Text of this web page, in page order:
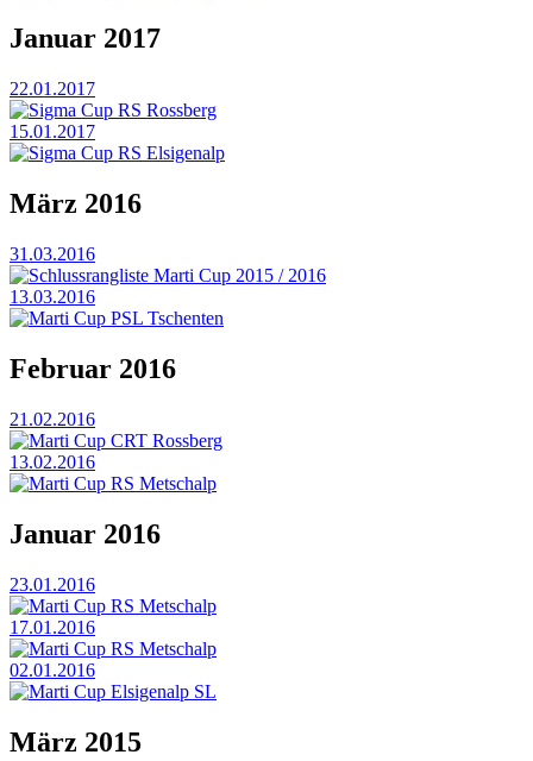
Januar 2017
22.01.2017
Sigma Cup RS Rossberg
15.01.2017
Sigma Cup RS Elsigenalp
März 2016
31.03.2016
Schlussrangliste Marti Cup 2015 / 2016
13.03.2016
Marti Cup PSL Tschenten
Februar 2016
21.02.2016
Marti Cup CRT Rossberg
13.02.2016
Marti Cup RS Metschalp
Januar 2016
23.01.2016
Marti Cup RS Metschalp
17.01.2016
Marti Cup RS Metschalp
02.01.2016
Marti Cup Elsigenalp SL
März 2015